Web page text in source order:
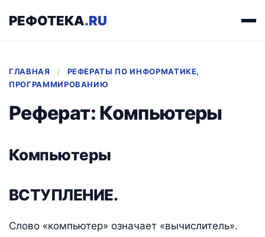
РЕФОТЕКА.RU
ГЛАВНАЯ /
РЕФЕРАТЫ ПО ИНФОРМАТИКЕ,
ПРОГРАММИРОВАНИЮ
Реферат: Компьютеры
Компьютеры
ВСТУПЛЕНИЕ.
Слово «компьютер» означает «вычислитель».